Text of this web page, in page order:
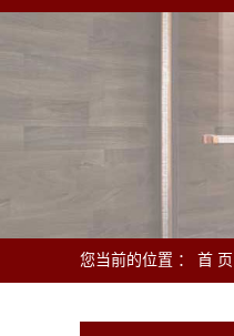
您当前的位置 ： 首 页